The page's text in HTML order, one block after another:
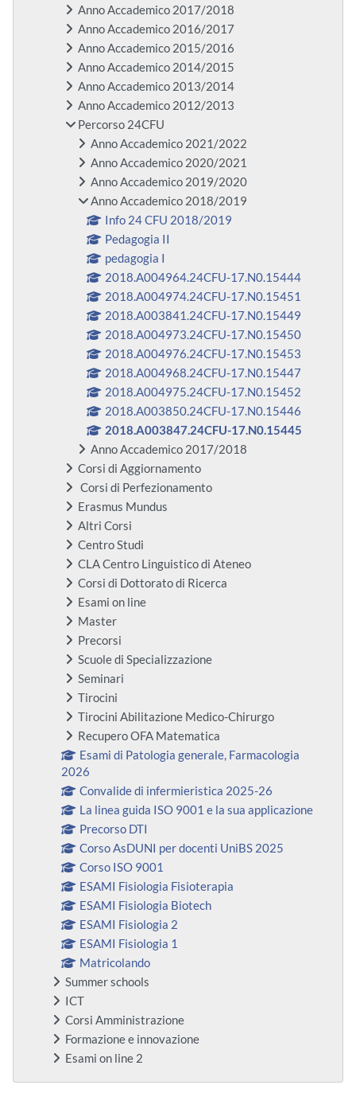
Anno Accademico 2017/2018
Anno Accademico 2016/2017
Anno Accademico 2015/2016
Anno Accademico 2014/2015
Anno Accademico 2013/2014
Anno Accademico 2012/2013
Percorso 24CFU
Anno Accademico 2021/2022
Anno Accademico 2020/2021
Anno Accademico 2019/2020
Anno Accademico 2018/2019
Info 24 CFU 2018/2019
Pedagogia II
pedagogia I
2018.A004964.24CFU-17.N0.15444
2018.A004974.24CFU-17.N0.15451
2018.A003841.24CFU-17.N0.15449
2018.A004973.24CFU-17.N0.15450
2018.A004976.24CFU-17.N0.15453
2018.A004968.24CFU-17.N0.15447
2018.A004975.24CFU-17.N0.15452
2018.A003850.24CFU-17.N0.15446
2018.A003847.24CFU-17.N0.15445
Anno Accademico 2017/2018
Corsi di Aggiornamento
Corsi di Perfezionamento
Erasmus Mundus
Altri Corsi
Centro Studi
CLA Centro Linguistico di Ateneo
Corsi di Dottorato di Ricerca
Esami on line
Master
Precorsi
Scuole di Specializzazione
Seminari
Tirocini
Tirocini Abilitazione Medico-Chirurgo
Recupero OFA Matematica
Esami di Patologia generale, Farmacologia
2026
Convalide di infermieristica 2025-26
La linea guida ISO 9001 e la sua applicazione
Precorso DTI
Corso AsDUNI per docenti UniBS 2025
Corso ISO 9001
ESAMI Fisiologia Fisioterapia
ESAMI Fisiologia Biotech
ESAMI Fisiologia 2
ESAMI Fisiologia 1
Matricolando
Summer schools
ICT
Corsi Amministrazione
Formazione e innovazione
Esami on line 2